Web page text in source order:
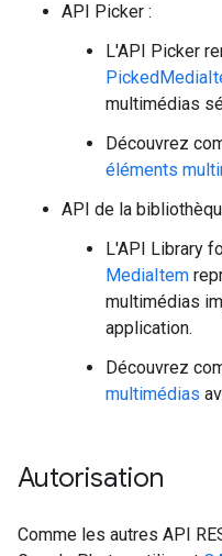
API Picker :
L'API Picker
multimédias
Découvrez
éléments
API de la
L'API Library
MediaItem
multimédias
application.
Découvrez
multimédias
Autorisation
Comme les autres API